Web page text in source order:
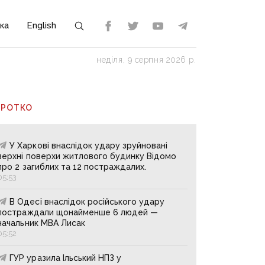
English
неділя, 9 серпня 2026 р.
У Харкові внаслідок удару зруйновані
поверхи житлового будинку Відомо
2 загиблих та 12 постраждалих.
В Одесі внаслідок російського удару
щонайменше 6 людей —
МВА Лисак
ГУР уразила Ільський НПЗ у